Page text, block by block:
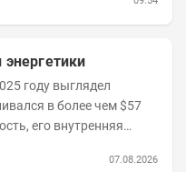
году выглядел
в более чем $57
его внутренняя
07.08.2026